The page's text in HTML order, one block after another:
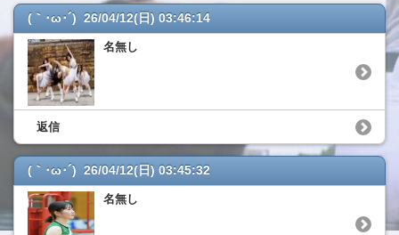
(｀･ω･´) 26/04/12(日) 03:46:14
名無し
返信
(｀･ω･´) 26/04/12(日) 03:45:32
名無し